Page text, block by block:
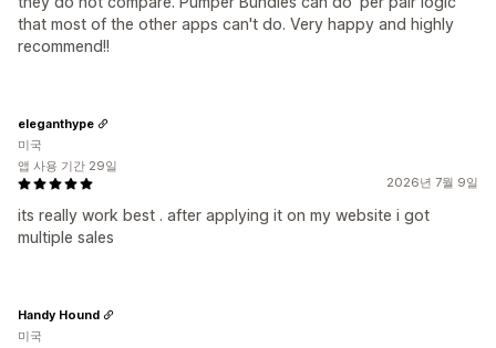
that most of the other apps can't do. Very happy and highly
recommend!!
2026년 7월 9일
its really work best . after applying it on my website i got
multiple sales
eleganthype
미국
앱 사용 기간 29일
Handy Hound
미국